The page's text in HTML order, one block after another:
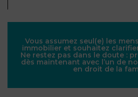
Vous assumez seul(e) les
immobilier et souhaitez
Ne restez pas dans le doute :
dès maintenant avec l’un de
en droit de la